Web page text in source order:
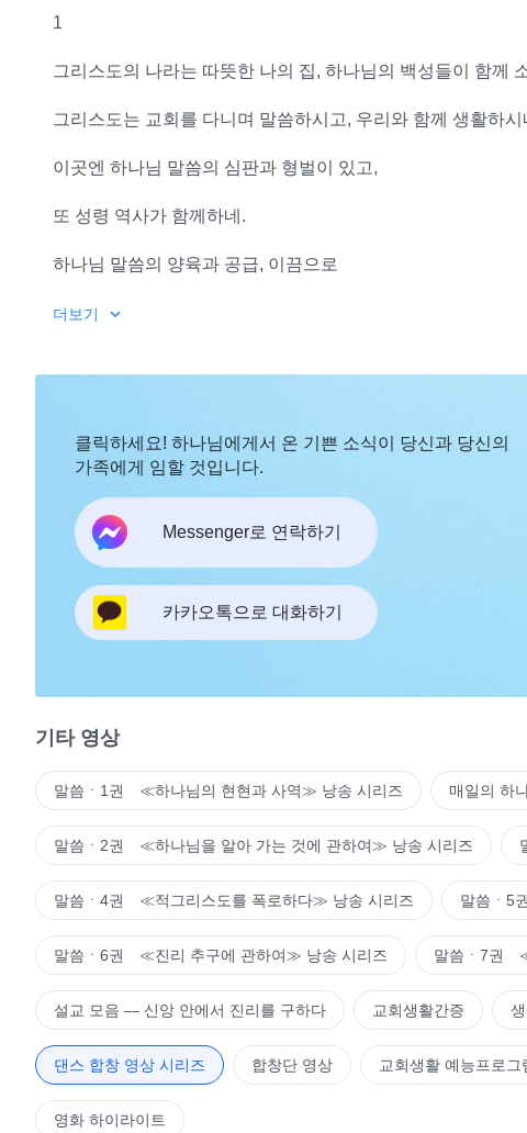
1
그리스도의 나라는 따뜻한 나의 집, 하나님의 백성들이 함께
그리스도는 교회를 다니며 말씀하시고, 우리와 함께 생활하시
이곳엔 하나님 말씀의 심판과 형벌이 있고,
또 성령 역사가 함께하네.
하나님 말씀의 양육과 공급, 이끔으로
우리의 생명 자라나네.
그리스도의 나라는 따뜻한 나의 집, 하나님의 백성 마음속으로
하나님의 말씀 교회를 다스리고,
우리는 진리에 따라 행하며 마음속으로 그리스도를 높이네.
경계와 두려움도 없네.
그리스도는 사람 마음의 안식처이시니
나는 더 이상 세상에서 떠돌지 않네.
여기는 사람들이 동경하는 그리스도의 나라, 인류의 아름다
그리스도의 나라는 따뜻한 집.
3
그리스도의 나라는 따뜻한 나의 집, 하나님의 백성 모두 아끼
패괴 성품 정결케 되고 변화됐네.
더보기
클릭하세요! 하나님에게서 온 기쁜 소식이 당신과 당신의
가족에게 임할 것입니다.
Messenger로 연락하기
카카오톡으로 대화하기
기타 영상
말씀ㆍ1권 ≪하나님의 현현과 사역≫ 낭송 시리즈 매일의 하
말씀ㆍ2권 ≪하나님을 알아 가는 것에 관하여≫ 낭송 시리즈
말씀ㆍ4권 ≪적그리스도를 폭로하다≫ 낭송 시리즈 말씀ㆍ5
말씀ㆍ6권 ≪진리 추구에 관하여≫ 낭송 시리즈 말씀ㆍ7권
설교 모음 ― 신앙 안에서 진리를 구하다 교회생활간증
댄스 합창 영상 시리즈 합창단 영상 교회생활 예능프로그
영화 하이라이트